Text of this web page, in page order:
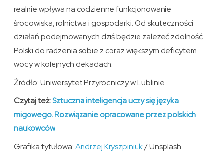
realnie wpływa na codzienne funkcjonowanie
środowiska, rolnictwa i gospodarki. Od skuteczności
działań podejmowanych dziś będzie zależeć zdolność
Polski do radzenia sobie z coraz większym deficytem
wody w kolejnych dekadach.
Źródło: Uniwersytet Przyrodniczy w Lublinie
Czytaj też:Sztuczna inteligencja uczy się języka
migowego. Rozwiązanie opracowane przez polskich
naukowców
Grafika tytułowa:Andrzej Kryszpiniuk/ Unsplash